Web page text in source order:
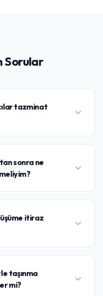
Sorular
tazminat
sonra ne
itiraz
taşınma
mi?